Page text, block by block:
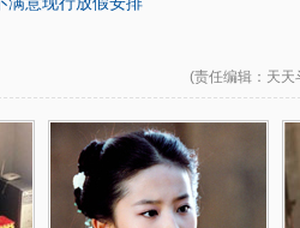
(责任编辑 ：天